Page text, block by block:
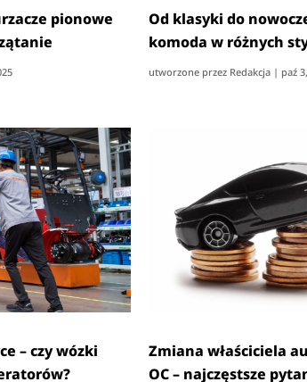
pionowe
Od klasyki do
komoda w różnych
utworzone przez Redakcja | paź
– czy wózki
Zmiana właściciela
OC – najczęstsze